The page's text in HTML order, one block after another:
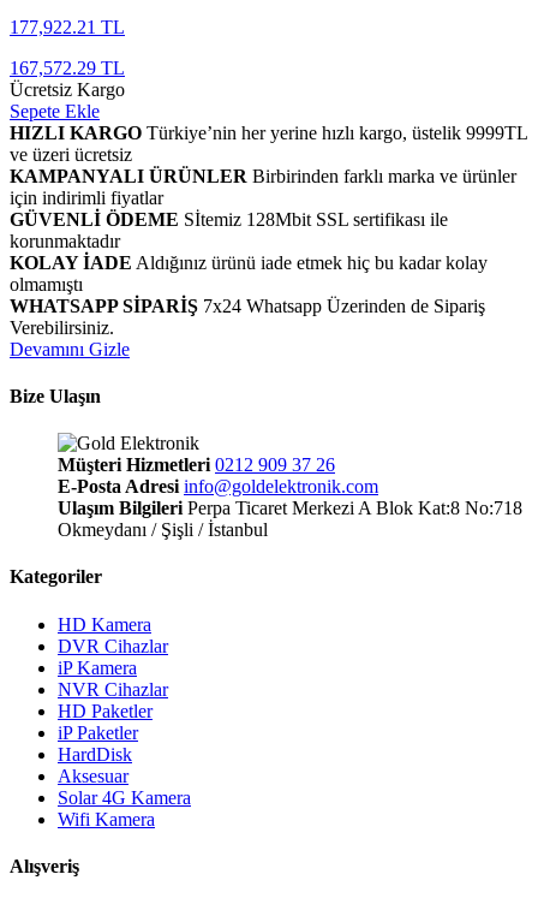
177,922.21 TL
167,572.29 TL
Ücretsiz Kargo
Sepete Ekle
HIZLI KARGO Türkiye’nin her yerine hızlı kargo, üstelik 9999TL
ve üzeri ücretsiz
KAMPANYALI ÜRÜNLER Birbirinden farklı marka ve ürünler
için indirimli fiyatlar
GÜVENLİ ÖDEME Sİtemiz 128Mbit SSL sertifikası ile
korunmaktadır
KOLAY İADE Aldığınız ürünü iade etmek hiç bu kadar kolay
olmamıştı
WHATSAPP SİPARİŞ 7x24 Whatsapp Üzerinden de Sipariş
Verebilirsiniz.
Devamını Gizle
Bize Ulaşın
Müşteri Hizmetleri 0212 909 37 26
E-Posta Adresi info@goldelektronik.com
Ulaşım Bilgileri Perpa Ticaret Merkezi A Blok Kat:8 No:718
Okmeydanı / Şişli / İstanbul
Kategoriler
HD Kamera
DVR Cihazlar
iP Kamera
NVR Cihazlar
HD Paketler
iP Paketler
HardDisk
Aksesuar
Solar 4G Kamera
Wifi Kamera
Alışveriş